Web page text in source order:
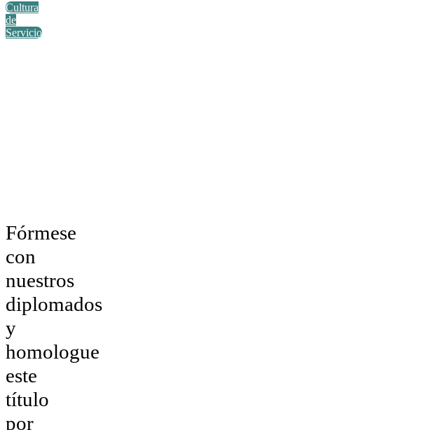
Cultura
de
Servicio
Fórmese
con
nuestros
diplomados
y
homologue
este
título
por